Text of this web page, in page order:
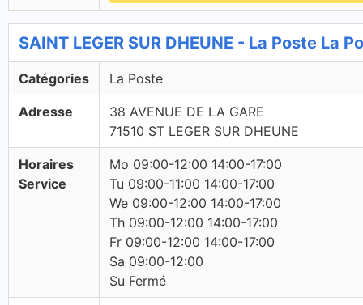
SAINT LEGER SUR DHEUNE - La Poste La
Catégories La Poste
Adresse
38 AVENUE DE LA GARE
71510 ST LEGER SUR DHEUNE
Horaires
Service
Mo 09:00-12:00 14:00-17:00
Tu 09:00-11:00 14:00-17:00
We 09:00-12:00 14:00-17:00
Th 09:00-12:00 14:00-17:00
Fr 09:00-12:00 14:00-17:00
Sa 09:00-12:00
Su Fermé